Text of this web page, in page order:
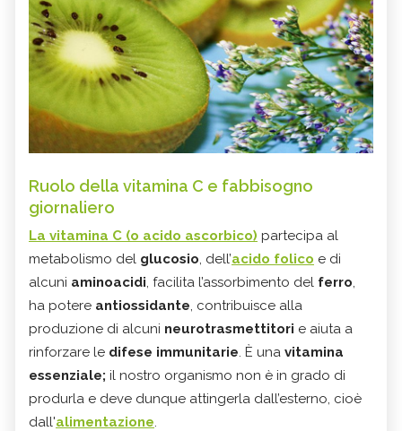
Ruolo della vitamina C e fabbisogno
giornaliero
La vitamina C (o acido ascorbico) partecipa al
metabolismo del glucosio, dell’acido folico e di
alcuni aminoacidi, facilita l’assorbimento del ferro,
ha potere antiossidante, contribuisce alla
produzione di alcuni neurotrasmettitori e aiuta a
rinforzare le difese immunitarie. È una vitamina
essenziale; il nostro organismo non è in grado di
produrla e deve dunque attingerla dall’esterno, cioè
dall'alimentazione.